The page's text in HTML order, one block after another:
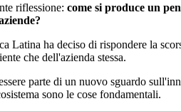
riflessione: come si produce un
ha deciso di rispondere la
che dell'azienda stessa.
parte di un nuovo sguardo
sono le cose fondamentali.